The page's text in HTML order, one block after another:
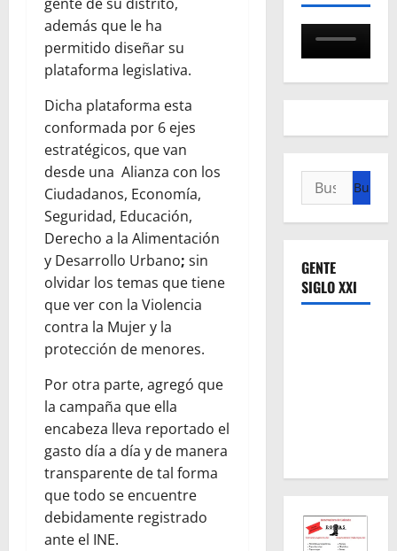
gente de su distrito,
además que le ha
permitido diseñar su
plataforma legislativa.
Dicha plataforma esta
conformada por 6 ejes
estratégicos, que van
desde una Alianza con los
Ciudadanos, Economía,
Seguridad, Educación,
Derecho a la Alimentación
y Desarrollo Urbano; sin
olvidar los temas que tiene
que ver con la Violencia
contra la Mujer y la
protección de menores.
Por otra parte, agregó que
la campaña que ella
encabeza lleva reportado el
gasto día a día y de manera
transparente de tal forma
que todo se encuentre
debidamente registrado
ante el INE.
Buscar:
GENTE
SIGLO XXI